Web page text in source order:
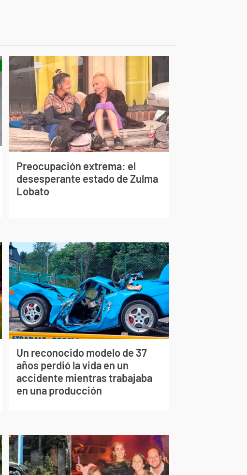
Preocupación extrema: el
desesperante estado de Zulma
Lobato
Un reconocido modelo de 37
años perdió la vida en un
accidente mientras trabajaba
en una producción